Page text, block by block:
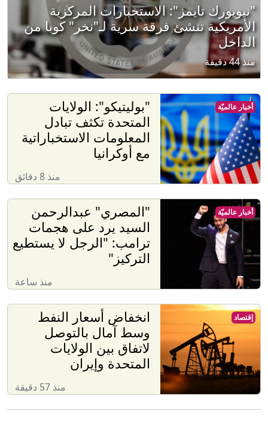
"نيويورك تايمز": الاستخبارات المركزية
الأمريكية تنشئ فرقة سرية لـ"نخر" كوبا من
الداخل
منذ 44 دقيقة
"بوليتيكو": الولايات
المتحدة تكثف تبادل
المعلومات الاستخباراتية
مع أوكرانيا
منذ 8 دقائق
أخبار عالميّة
"المصري" عبدالرحمن
السيد يرد على هجمات
ترامب: "الرجل لا يستطيع
التركيز"
منذ ساعة
أخبار عالميّة
انخفاض أسعار النفط
وسط آمال بالتوصل
لاتفاق بين الولايات
المتحدة وإيران
منذ 57 دقيقة
إقتصاد